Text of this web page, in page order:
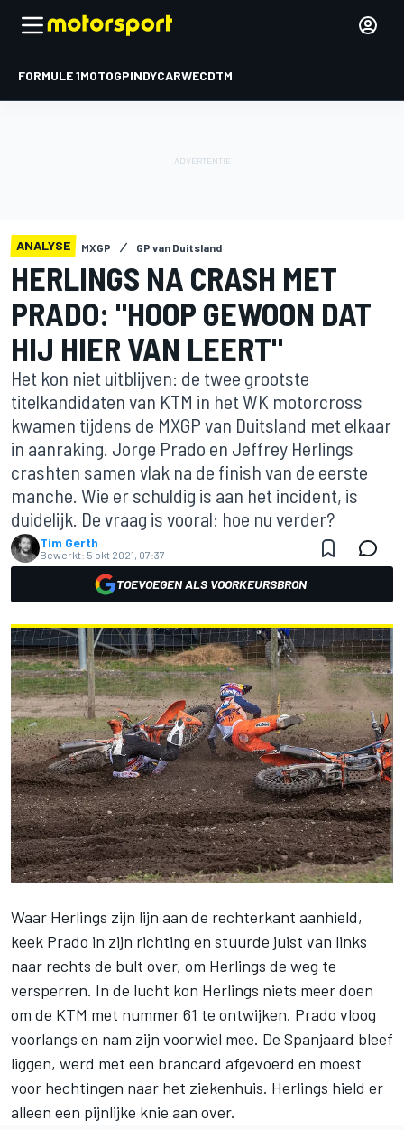
FORMULE 1MOTOGPINDYCARWECDTM
ANALYSE MXGP GP van Duitsland
HERLINGS NA CRASH MET
PRADO: "HOOP GEWOON DAT
HIJ HIER VAN LEERT"
Het kon niet uitblijven: de twee grootste
titelkandidaten van KTM in het WK motorcross
kwamen tijdens de MXGP van Duitsland met elkaar
in aanraking. Jorge Prado en Jeffrey Herlings
crashten samen vlak na de finish van de eerste
manche. Wie er schuldig is aan het incident, is
duidelijk. De vraag is vooral: hoe nu verder?
Tim Gerth
Bewerkt: 5 okt 2021, 07:37
TOEVOEGEN ALS VOORKEURSBRON
Waar Herlings zijn lijn aan de rechterkant aanhield,
keek Prado in zijn richting en stuurde juist van links
naar rechts de bult over, om Herlings de weg te
versperren. In de lucht kon Herlings niets meer doen
om de KTM met nummer 61 te ontwijken. Prado vloog
voorlangs en nam zijn voorwiel mee. De Spanjaard bleef
liggen, werd met een brancard afgevoerd en moest
voor hechtingen naar het ziekenhuis. Herlings hield er
alleen een pijnlijke knie aan over.